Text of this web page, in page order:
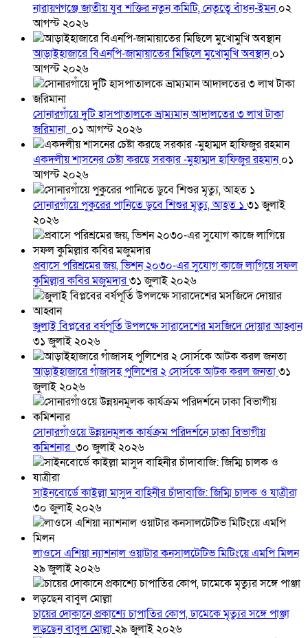
নারায়ণগঞ্জে জাতীয় যুব শক্তির নতুন কমিটি, নেতৃত্বে বাঁধন-ইমন০২
আগস্ট ২০২৬
আড়াইহাজারে বিএনপি-জামায়াতের মিছিলে মুখোমুখি অবস্থান০১
আগস্ট ২০২৬
সোনারগাঁয়ে দুটি হাসপাতালকে ভ্রাম্যমান আদালতের ৩ লাখ টাকা
জরিমানা ০১ আগস্ট ২০২৬
একদলীয় শাসনের চেষ্টা করছে সরকার -মুহাম্মদ হাফিজুর রহমান০১
আগস্ট ২০২৬
সোনারগাঁয়ে পুকুরের পানিতে ডুবে শিশুর মৃত্যু, আহত ১ ৩১ জুলাই
২০২৬
প্রবাসে পরিশ্রমের জয়, ভিশন ২০৩০-এর সুযোগ কাজে লাগিয়ে সফল
কুমিল্লার কবির মজুমদার৩১ জুলাই ২০২৬
জুলাই বিপ্লবের বর্ষপূর্তি উপলক্ষে সারাদেশের মসজিদে দোয়ার আহ্বান
৩১ জুলাই ২০২৬
আড়াইহাজারে গাঁজাসহ পুলিশের ২ সোর্সকে আটক করল জনতা৩১
জুলাই ২০২৬
সোনারগাঁওয়ে উন্নয়নমূলক কার্যক্রম পরিদর্শনে ঢাকা বিভাগীয়
কমিশনার ৩০ জুলাই ২০২৬
সাইনবোর্ডে কাইল্লা মাসুদ বাহিনীর চাঁদাবাজি: জিম্মি চালক ও যাত্রীরা
৩০ জুলাই ২০২৬
লাওসে এশিয়া ন্যাশনাল ওয়াটার কনসালটেটিভ মিটিংয়ে এমপি মিলন
২৯ জুলাই ২০২৬
চায়ের দোকানে প্রকাশ্যে চাপাতির কোপ, ঢামেকে মৃত্যুর সঙ্গে পাঞ্জা
লড়ছেন বাবুল মোল্লা২৯ জুলাই ২০২৬